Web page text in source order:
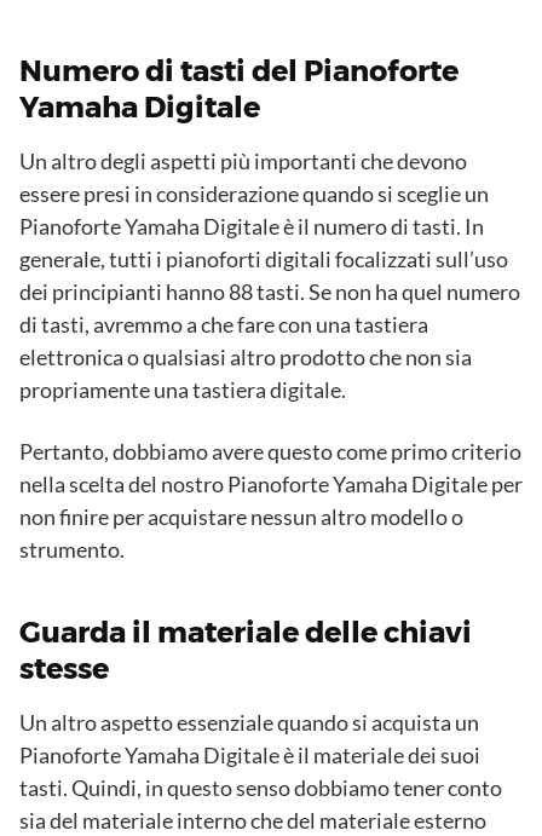
Numero di tasti del Pianoforte
Yamaha Digitale
Un altro degli aspetti più importanti che devono
essere presi in considerazione quando si sceglie un
Pianoforte Yamaha Digitale è il numero di tasti. In
generale, tutti i pianoforti digitali focalizzati sull’uso
dei principianti hanno 88 tasti. Se non ha quel numero
di tasti, avremmo a che fare con una tastiera
elettronica o qualsiasi altro prodotto che non sia
propriamente una tastiera digitale.
Pertanto, dobbiamo avere questo come primo criterio
nella scelta del nostro Pianoforte Yamaha Digitale per
non finire per acquistare nessun altro modello o
strumento.
Guarda il materiale delle chiavi
stesse
Un altro aspetto essenziale quando si acquista un
Pianoforte Yamaha Digitale è il materiale dei suoi
tasti. Quindi, in questo senso dobbiamo tener conto
sia del materiale interno che del materiale esterno